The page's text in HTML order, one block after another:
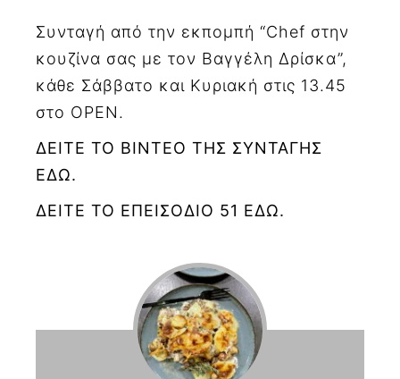
Συνταγή από την εκπομπή “Chef στην
κουζίνα σας με τον Βαγγέλη Δρίσκα”,
κάθε Σάββατο και Κυριακή στις 13.45
στο OPEN.
ΔΕΙΤΕ ΤΟ ΒΙΝΤΕΟ ΤΗΣ ΣΥΝΤΑΓΗΣ
ΕΔΩ.
ΔΕΙΤΕ ΤΟ ΕΠΕΙΣΟΔΙΟ 51 ΕΔΩ.